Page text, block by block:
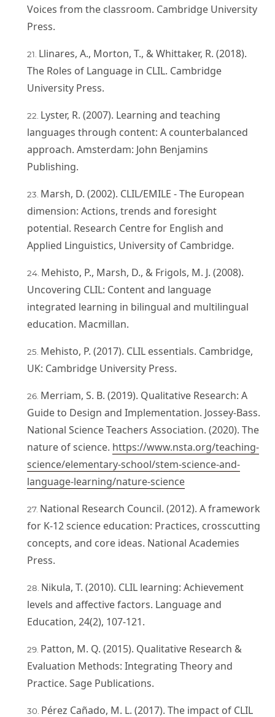
Voices from the classroom. Cambridge University
Press.
Llinares, A., Morton, T., & Whittaker, R. (2018).
The Roles of Language in CLIL. Cambridge
University Press.
Lyster, R. (2007). Learning and teaching
languages through content: A counterbalanced
approach. Amsterdam: John Benjamins
Publishing.
Marsh, D. (2002). CLIL/EMILE - The European
dimension: Actions, trends and foresight
potential. Research Centre for English and
Applied Linguistics, University of Cambridge.
Mehisto, P., Marsh, D., & Frigols, M. J. (2008).
Uncovering CLIL: Content and language
integrated learning in bilingual and multilingual
education. Macmillan.
Mehisto, P. (2017). CLIL essentials. Cambridge,
UK: Cambridge University Press.
Merriam, S. B. (2019). Qualitative Research: A
Guide to Design and Implementation. Jossey-Bass.
National Science Teachers Association. (2020). The
nature of science. https://www.nsta.org/teaching-
science/elementary-school/stem-science-and-
language-learning/nature-science
National Research Council. (2012). A framework
for K-12 science education: Practices, crosscutting
concepts, and core ideas. National Academies
Press.
Nikula, T. (2010). CLIL learning: Achievement
levels and affective factors. Language and
Education, 24(2), 107-121.
Patton, M. Q. (2015). Qualitative Research &
Evaluation Methods: Integrating Theory and
Practice. Sage Publications.
Pérez Cañado, M. L. (2017). The impact of CLIL